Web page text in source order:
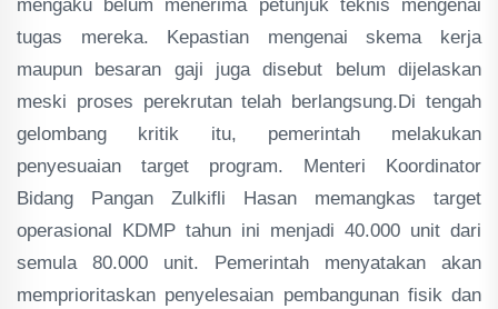
mengaku belum menerima petunjuk teknis mengenai
tugas mereka. Kepastian mengenai skema kerja
maupun besaran gaji juga disebut belum dijelaskan
meski proses perekrutan telah berlangsung.Di tengah
gelombang kritik itu, pemerintah melakukan
penyesuaian target program. Menteri Koordinator
Bidang Pangan Zulkifli Hasan memangkas target
operasional KDMP tahun ini menjadi 40.000 unit dari
semula 80.000 unit. Pemerintah menyatakan akan
memprioritaskan penyelesaian pembangunan fisik dan